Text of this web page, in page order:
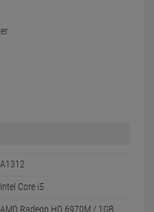
A1312
Intel Core i5
AMD Radeon HD 6970M / 1GB